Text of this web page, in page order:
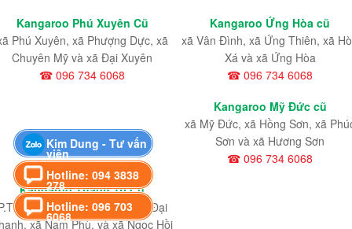
Kangaroo Phú Xuyên Cũ
Phú Xuyên, xã Phượng Dực, xã
Chuyên Mỹ và xã Đại Xuyên
☎ 096 734 6068
Kangaroo Ứng Hòa cũ
xã Vân Đình, xã Ứng Thiên, xã
Xá và xã Ứng Hòa
☎ 096 734 6068
Kangaroo Mỹ Đức cũ
xã Mỹ Đức, xã Hồng Sơn, xã
Sơn và xã Hương Sơn
☎ 096 734 6068
Kangaroo Thanh Trì Cũ
Liệt, xã Thanh Trì, xã Đại
xã Nam Phù, và xã Ngọc Hồi
Kim Dung - Tư vấn
viên
Hotline: 094 3838
278
Hotline: 096 703
6068